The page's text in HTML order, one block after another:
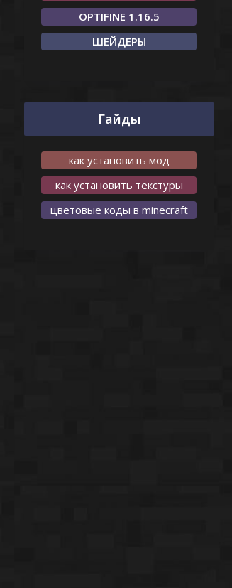
OPTIFINE 1.16.5
ШЕЙДЕРЫ
Гайды
как установить мод
как установить текстуры
цветовые коды в minecraft